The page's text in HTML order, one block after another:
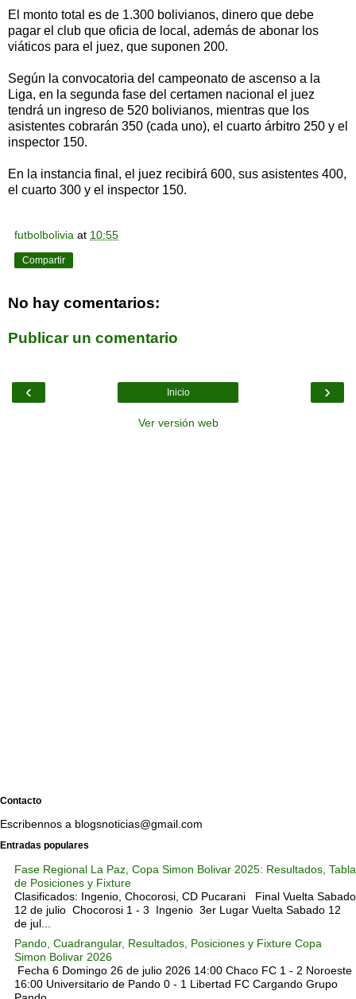
El monto total es de 1.300 bolivianos, dinero que debe
pagar el club que oficia de local, además de abonar los
viáticos para el juez, que suponen 200.
Según la convocatoria del campeonato de ascenso a la
Liga, en la segunda fase del certamen nacional el juez
tendrá un ingreso de 520 bolivianos, mientras que los
asistentes cobrarán 350 (cada uno), el cuarto árbitro 250 y el
inspector 150.
En la instancia final, el juez recibirá 600, sus asistentes 400,
el cuarto 300 y el inspector 150.
futbolbolivia at 10:55
Compartir
No hay comentarios:
Publicar un comentario
‹ ›
Inicio
Ver versión web
Contacto
Escribennos a blogsnoticias@gmail.com
Entradas populares
Fase Regional La Paz, Copa Simon Bolivar 2025: Resultados, Tabla
de Posiciones y Fixture
Clasificados: Ingenio, Chocorosi, CD Pucarani Final Vuelta Sabado
12 de julio Chocorosi 1 - 3 Ingenio 3er Lugar Vuelta Sabado 12
de jul...
Pando, Cuadrangular, Resultados, Posiciones y Fixture Copa
Simon Bolivar 2026
Fecha 6 Domingo 26 de julio 2026 14:00 Chaco FC 1 - 2 Noroeste
16:00 Universitario de Pando 0 - 1 Libertad FC Cargando Grupo